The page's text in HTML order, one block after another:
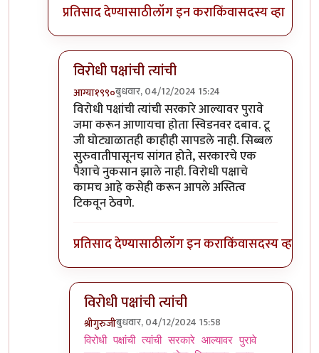
प्रतिसाद देण्यासाठीलॉग इन कराकिंवासदस्य व्हा
विरोधी पक्षांची त्यांची
आग्या१९९०बुधवार, 04/12/2024 15:24
In reply toघाईघाईने क्वात्रोकीमामालाbyश्रीगुरुजी
विरोधी पक्षांची त्यांची सरकारे आल्यावर पुरावे
जमा करून आणायचा होता स्विडनवर दबाव. टू
जी घोट्याळातही काहीही सापडले नाही. सिब्बल
सुरुवातीपासूनच सांगत होते, सरकारचे एक
पैशाचे नुकसान झाले नाही. विरोधी पक्षाचे
कामच आहे कसेही करून आपले अस्तित्व
टिकवून ठेवणे.
प्रतिसाद देण्यासाठीलॉग इन कराकिंवासदस्य व्हा
विरोधी पक्षांची त्यांची
श्रीगुरुजीबुधवार, 04/12/2024 15:58
In reply to विरोधी पक्षांची त्यांचीbyआग्या१९९०
विरोधी पक्षांची त्यांची सरकारे आल्यावर पुरावे